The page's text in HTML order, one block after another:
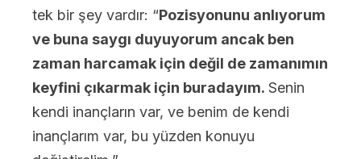
tek bir şey vardır: “Pozisyonunu anlıyorum
ve buna saygı duyuyorum ancak ben
zaman harcamak için değil de zamanımın
keyfini çıkarmak için buradayım. Senin
kendi inançların var, ve benim de kendi
inançlarım var, bu yüzden konuyu